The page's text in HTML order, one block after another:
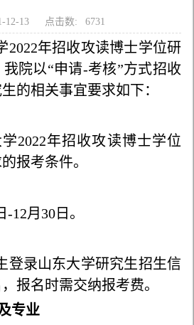
12-13 点击数: 6731
2022年招收攻读博士学位研
院以“申请-考核”方式招收
的相关事宜要求如下：
2022年招收攻读博士学位
报考条件。
-12月30日。
登录山东大学研究生招生信
报名时需交纳报考费。
专业